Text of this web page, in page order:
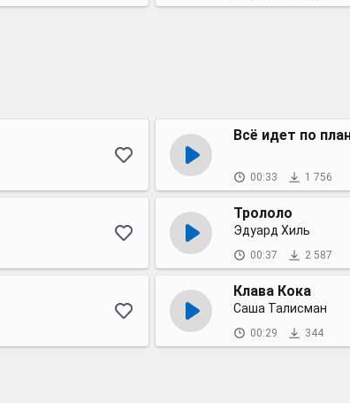
Всё идет по
00:33 1 756
Трололо
Эдуард Хиль
00:37 2 587
Клава Кока
Саша Талисман
00:29 344